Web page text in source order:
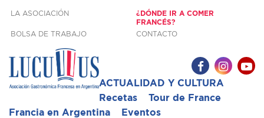
LA ASOCIACIÓN
¿DÓNDE IR A COMER
FRANCÉS?
BOLSA DE TRABAJO
CONTACTO
ACTUALIDAD Y CULTURA
Recetas
Tour de France
Francia en Argentina
Eventos